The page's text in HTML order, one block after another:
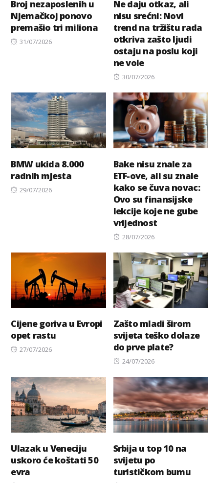
Broj nezaposlenih u
Njemačkoj ponovo
premašio tri miliona
Posted
31/07/2026
Ne daju otkaz, ali
nisu srećni: Novi
trend na tržištu rada
otkriva zašto ljudi
ostaju na poslu koji
ne vole
Posted
30/07/2026
BMW ukida 8.000
radnih mjesta
Posted
29/07/2026
Bake nisu znale za
ETF-ove, ali su znale
kako se čuva novac:
Ovo su finansijske
lekcije koje ne gube
vrijednost
Posted
28/07/2026
Cijene goriva u Evropi
opet rastu
Posted
27/07/2026
Zašto mladi širom
svijeta teško dolaze
do prve plate?
Posted
24/07/2026
Ulazak u Veneciju
uskoro će koštati 50
evra
Srbija u top 10 na
svijetu po
turističkom bumu